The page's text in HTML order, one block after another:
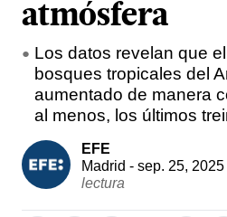
atmósfera
Los datos revelan que
bosques tropicales del
aumentado de manera
al menos, los últimos
EFE
Madrid - sep. 25,
lectura